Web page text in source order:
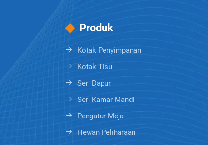
Produk
Kotak Penyimpanan
Kotak Tisu
Seri Dapur
Seri Kamar Mandi
Pengatur Meja
Hewan Peliharaan